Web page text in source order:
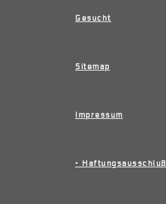
Gesucht
Sitemap
Impressum
• Haftungsausschluß